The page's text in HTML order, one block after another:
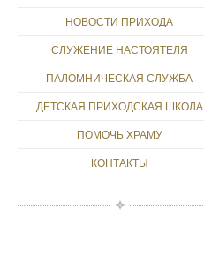
НОВОСТИ ПРИХОДА
СЛУЖЕНИЕ НАСТОЯТЕЛЯ
ПАЛОМНИЧЕСКАЯ СЛУЖБА
ДЕТСКАЯ ПРИХОДСКАЯ ШКОЛА
ПОМОЧЬ ХРАМУ
КОНТАКТЫ